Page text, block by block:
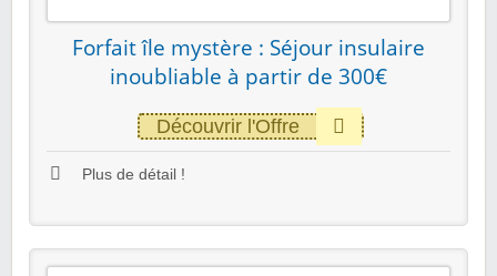
Forfait île mystère : Séjour insulaire
inoubliable à partir de 300€
Découvrir l'Offre
Plus de détail !